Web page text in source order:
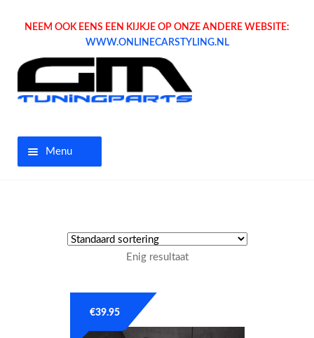
NEEM OOK EENS EEN KIJKJE OP ONZE ANDERE WEBSITE:
WWW.ONLINECARSTYLING.NL
Menu
Tuning parts
Enig resultaat
€39.95